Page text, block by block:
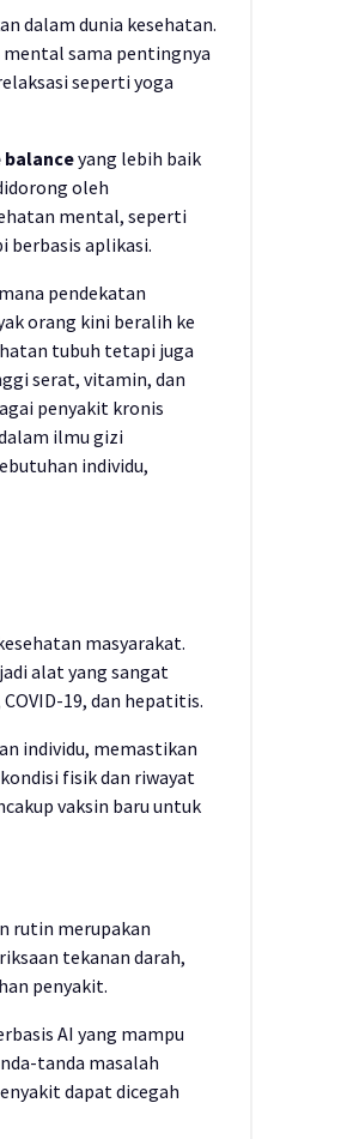
dalam dunia kesehatan.
mental sama pentingnya
seperti yoga
yang lebih baik
oleh
mental, seperti
berbasis aplikasi.
pendekatan
orang kini beralih ke
tubuh tetapi juga
serat, vitamin, dan
penyakit kronis
ilmu gizi
individu,
masyarakat.
alat yang sangat
19, dan hepatitis.
individu, memastikan
fisik dan riwayat
vaksin baru untuk
rutin merupakan
tekanan darah,
penyakit.
AI yang mampu
tanda masalah
dapat dicegah